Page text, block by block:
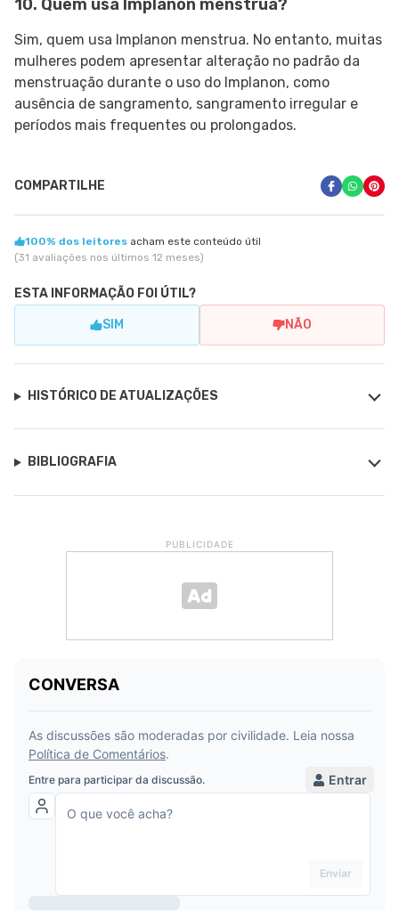
10. Quem usa Implanon menstrua?
Sim, quem usa Implanon menstrua. No entanto, muitas
mulheres podem apresentar alteração no padrão da
menstruação durante o uso do Implanon, como
ausência de sangramento, sangramento irregular e
períodos mais frequentes ou prolongados.
COMPARTILHE
100% dos leitores acham este conteúdo útil
(31 avaliações nos últimos 12 meses)
ESTA INFORMAÇÃO FOI ÚTIL?
SIM NÃO
HISTÓRICO DE ATUALIZAÇÕES
BIBLIOGRAFIA
PUBLICIDADE